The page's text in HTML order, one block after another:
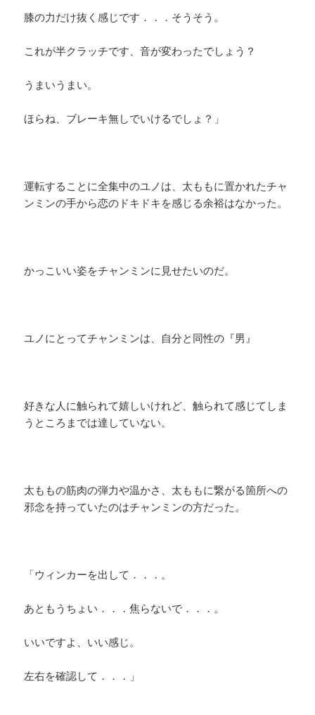
膝の力だけ抜く感じです．．．そうそう。
これが半クラッチです、音が変わったでしょう？
うまいうまい。
ほらね、ブレーキ無しでいけるでしょ？」
運転することに全集中のユノは、太ももに置かれたチャ
ンミンの手から恋のドキドキを感じる余裕はなかった。
かっこいい姿をチャンミンに見せたいのだ。
ユノにとってチャンミンは、自分と同性の『男』
好きな人に触られて嬉しいけれど、触られて感じてしま
うところまでは達していない。
太ももの筋肉の弾力や温かさ、太ももに繋がる箇所への
邪念を持っていたのはチャンミンの方だった。
「ウィンカーを出して．．．。
あともうちょい．．．焦らないで．．．。
いいですよ、いい感じ。
左右を確認して．．．」